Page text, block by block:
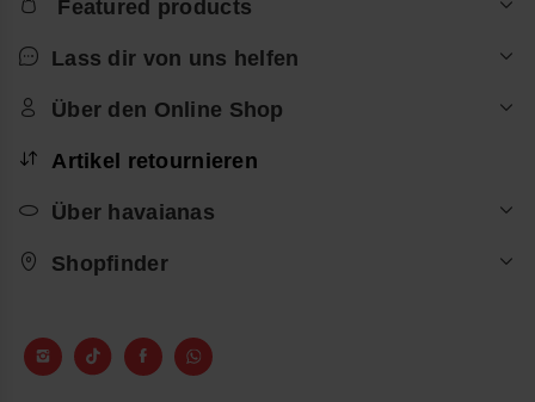
Featured products
Lass dir von uns helfen
Über den Online Shop
Artikel retournieren
Über havaianas
Shopfinder